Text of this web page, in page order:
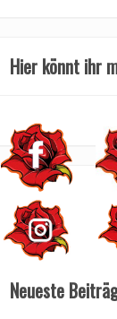
Hier könnt ihr
Neueste